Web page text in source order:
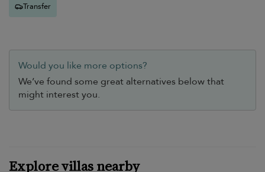
Transfer
Would you like more options?
We’ve found some great alternatives below that
might interest you.
Explore villas nearby